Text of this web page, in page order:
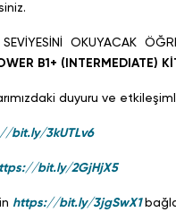
SEVİYESİNİ OKUYACAK
B1+ (INTERMEDIATE)
duyuru ve
bit.ly/3kUTLv6
bit.ly/2GjHjX5
https://bit.ly/3jgSwX1